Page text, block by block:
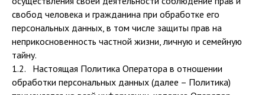
свобод человека и гражданина при обработке его
персональных данных, в том числе защиты прав на
неприкосновенность частной жизни, личную и семейную
тайну.
1.2. Настоящая Политика Оператора в отношении
обработки персональных данных (далее – Политика)